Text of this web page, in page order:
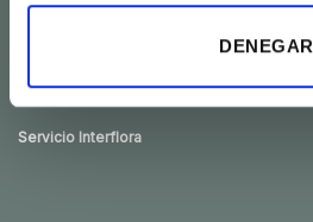
DENEGAR
Flores para regalar, celebrar y acompañar.
Servicio Interflora